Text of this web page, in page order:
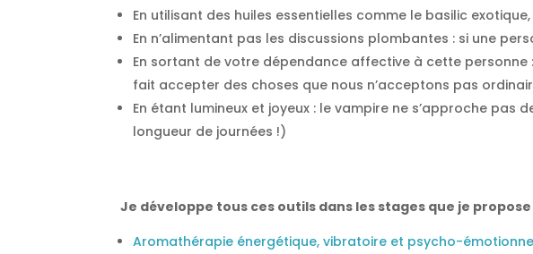
En utilisant des huiles essentielles comme le basilic
En n’alimentant pas les discussions plombantes : si une
En sortant de votre dépendance affective à cette
fait accepter des choses que nous n’acceptons pas
En étant lumineux et joyeux : le vampire ne s’approche pas
longueur de journées !)
Je développe tous ces outils dans les stages que je propose
Aromathérapie énergétique, vibratoire et psycho-